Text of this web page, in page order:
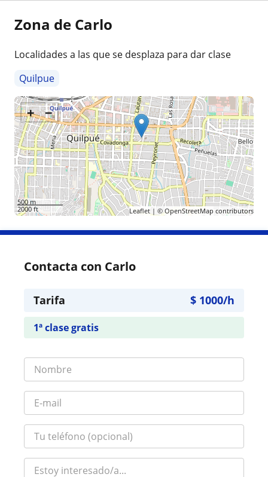
Zona de Carlo
Localidades a las que se desplaza para dar clase
Quilpue
+ −
500 m
2000 ft
Leaflet| ©OpenStreetMap contributors
Contacta con Carlo
Tarifa $ 1000/h
1ª clase gratis